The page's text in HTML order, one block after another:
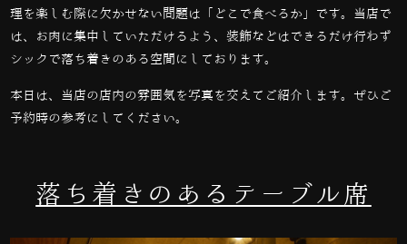
理を楽しむ際に欠かせない問題は「どこで食べるか」です。当店で
は、お肉に集中していただけるよう、装飾などはできるだけ行わず
シックで落ち着きのある空間にしております。
本日は、当店の店内の雰囲気を写真を交えてご紹介します。ぜひご
予約時の参考にしてください。
落ち着きのあるテーブル席